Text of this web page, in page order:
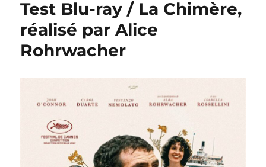
Test Blu-ray / La Chimère,
réalisé par Alice
Rohrwacher